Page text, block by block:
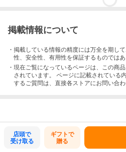
掲載情報について
・掲載している情報の精度には万全を期し
性、安全性、有用性を保証するものではあ
・現在ご覧になっているページは、この商品
されています。 ページに記載されている
するご質問は、直接各ストアにお問い合わ
店頭で
受け取る
ギフトで
贈る